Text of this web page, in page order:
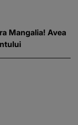
Mangalia! Avea